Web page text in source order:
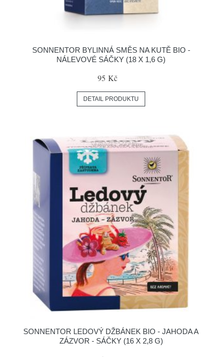
SONNENTOR BYLINNÁ SMĚS NA KUTĚ BIO -
NÁLEVOVÉ SÁČKY (18 X 1,6 G)
95 Kč
DETAIL PRODUKTU
SONNENTOR LEDOVÝ DŽBÁNEK BIO - JAHODA A
ZÁZVOR - SÁČKY (16 X 2,8 G)